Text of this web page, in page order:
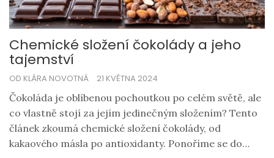
Chemické složení čokolády a jeho
tajemství
OD KLÁRA NOVOTNÁ 21 KVĚTNA 2024
Čokoláda je oblíbenou pochoutkou po celém světě, ale
co vlastně stojí za jejím jedinečným složením? Tento
článek zkoumá chemické složení čokolády, od
kakaového másla po antioxidanty. Ponoříme se do